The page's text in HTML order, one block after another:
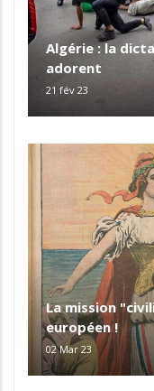
Algérie : la
adorent
21 fév 23
La mission
européen !
02 Mar 23